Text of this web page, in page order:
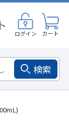
ログイン カート
検索